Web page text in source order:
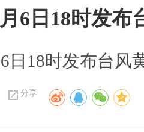
6日18时发布
日18时发布台风
分享